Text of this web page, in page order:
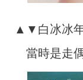
▲▼白冰冰年
當時是走